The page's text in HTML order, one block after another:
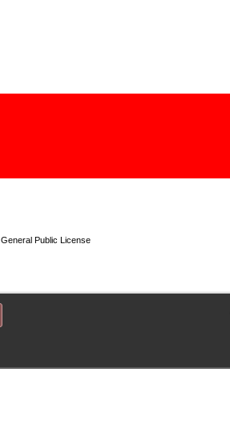
Public License